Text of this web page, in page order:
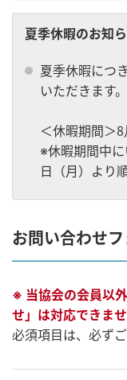
夏季休暇のお知
夏季休暇につ
いただきます。
＜休暇期間＞8
※休暇期間中
日（月）より
お問い合わせ
※ 当協会の会員以
せ」は対応できま
必須項目は、必ず